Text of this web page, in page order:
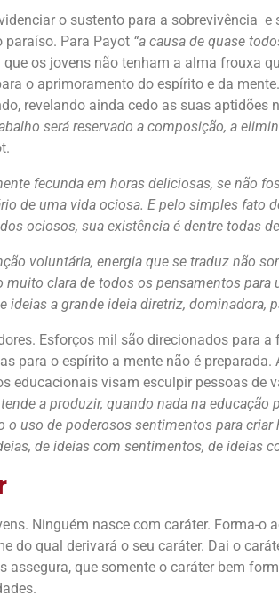
o sustento para a sobrevivência e
paraíso. Para Payot “a causa de quase
os jovens não tenham a alma frouxa
o aprimoramento do espírito e da
revelando ainda cedo as suas aptidões
será reservado a composição, a
fecunda em horas deliciosas, se não
de uma vida ociosa. E pelo simples fato
ociosos, sua existência é dentre todas
voluntária, energia que se traduz não
clara de todos os pensamentos para
a grande ideia diretriz, dominadora,
Esforços mil são direcionados para
para o espírito a mente não é
educacionais visam esculpir pessoas de
a produzir, quando nada na educação
o uso de poderosos sentimentos para criar
de ideias com sentimentos, de ideias
Ninguém nasce com caráter. Forma-o
qual derivará o seu caráter. Dai o
que somente o caráter bem